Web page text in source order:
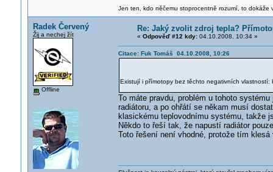
Jen ten, kdo něčemu stoprocentně rozumí, to dokáže
Radek Červený
Žij a nechej žít
Offline
Re: Jaký zvolit zdroj tepla?
« Odpověď #12 kdy:04.10.2008, 10:34 »
Citace: Fuk Tomáš 04.10.2008, 10:26
Existují i přímotopy bez těchto negativních
To máte pravdu, problém u tohoto
radiátoru, a po ohřátí se někam musí
klasickému teplovodnímu systému, takže
Někdo to řeší tak, že napustí radiátor
Toto řešení není vhodné, protože tím